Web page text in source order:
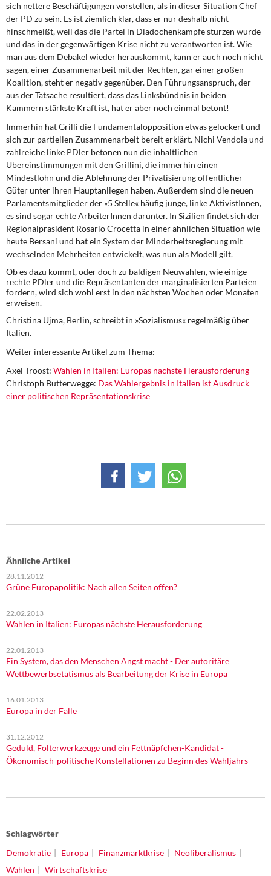
sich nettere Beschäftigungen vorstellen, als in dieser Situation Chef
der PD zu sein. Es ist ziemlich klar, dass er nur deshalb nicht
hinschmeißt, weil das die Partei in Diadochenkämpfe stürzen würde
und das in der gegenwärtigen Krise nicht zu verantworten ist. Wie
man aus dem Debakel wieder herauskommt, kann er auch noch nicht
sagen, einer Zusammenarbeit mit der Rechten, gar einer großen
Koalition, steht er negativ gegenüber. Den Führungsanspruch, der
aus der Tatsache resultiert, dass das Linksbündnis in beiden
Kammern stärkste Kraft ist, hat er aber noch einmal betont!
Immerhin hat Grilli die Fundamentalopposition etwas gelockert und
sich zur partiellen Zusammenarbeit bereit erklärt. Nichi Vendola und
zahlreiche linke PDler betonen nun die inhaltlichen
Übereinstimmungen mit den Grillini, die immerhin einen
Mindestlohn und die Ablehnung der Privatisierung öffentlicher
Güter unter ihren Hauptanliegen haben. Außerdem sind die neuen
Parlamentsmitglieder der »5 Stelle« häufig junge, linke AktivistInnen,
es sind sogar echte ArbeiterInnen darunter. In Sizilien findet sich der
Regionalpräsident Rosario Crocetta in einer ähnlichen Situation wie
heute Bersani und hat ein System der Minderheitsregierung mit
wechselnden Mehrheiten entwickelt, was nun als Modell gilt.
Ob es dazu kommt, oder doch zu baldigen Neuwahlen, wie einige
rechte PDler und die Repräsentanten der marginalisierten Parteien
fordern, wird sich wohl erst in den nächsten Wochen oder Monaten
erweisen.
Christina Ujma, Berlin, schreibt in »Sozialismus« regelmäßig über
Italien.
Weiter interessante Artikel zum Thema:
Axel Troost: Wahlen in Italien: Europas nächste Herausforderung
Christoph Butterwegge: Das Wahlergebnis in Italien ist Ausdruck
einer politischen Repräsentationskrise
Ähnliche Artikel
28.11.2012
Grüne Europapolitik: Nach allen Seiten offen?
22.02.2013
Wahlen in Italien: Europas nächste Herausforderung
22.01.2013
Ein System, das den Menschen Angst macht - Der autoritäre
Wettbewerbsetatismus als Bearbeitung der Krise in Europa
16.01.2013
Europa in der Falle
31.12.2012
Geduld, Folterwerkzeuge und ein Fettnäpfchen-Kandidat -
Ökonomisch-politische Konstellationen zu Beginn des Wahljahrs
Schlagwörter
Demokratie
Europa Finanzmarktkrise
Neoliberalismus
Wahlen
Wirtschaftskrise